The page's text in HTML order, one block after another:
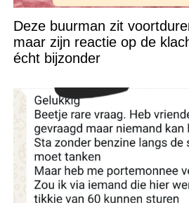
Deze buurman zit
maar zijn reactie op de
écht bijzonder